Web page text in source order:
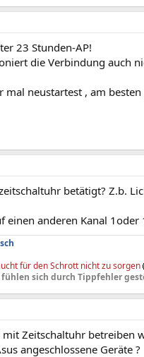
23 Stunden-AP!
die Verbindung auch
mal neustartest , am
betätigt? Z.b.
einen anderen Kanal 1oder
für den Schrott nicht zu sorgen
sich durch Tippfehler
mit Zeitschaltuhr betreiben
angeschlossene Geräte ?